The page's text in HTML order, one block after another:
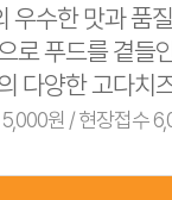
맛보는 대규모
음
우수한 맛과 품
로 푸드를 곁들
다양한 고다치
원 / 현장접수